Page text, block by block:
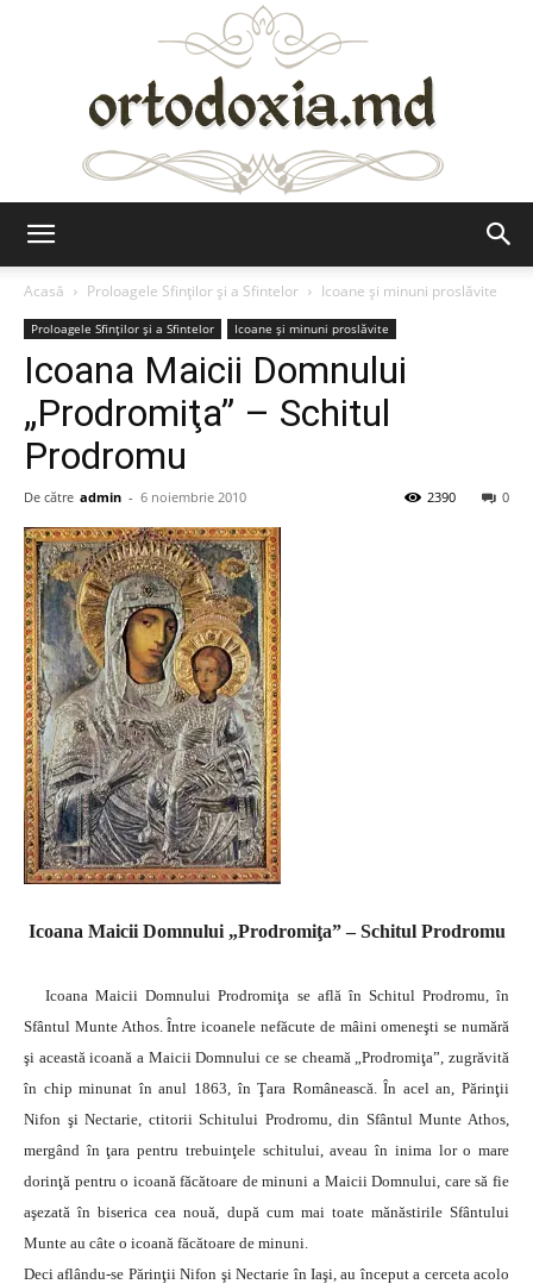
Acasă
Proloagele Sfinților și a Sfintelor Icoane și minuni proslăvite
Proloagele Sfinților și a Sfintelor Icoane și minuni proslăvite
Icoana Maicii Domnului
„Prodromiţa” – Schitul
Prodromu
De către admin - 6 noiembrie 2010 0
2390
Icoana Maicii Domnului „Prodromiţa” – Schitul Prodromu
Icoana Maicii Domnului Prodromiţa se află în Schitul Prodromu, în
Sfântul Munte Athos. Între icoanele nefăcute de mâini omeneşti se numără
şi această icoană a Maicii Domnului ce se cheamă „Prodromiţa”, zugrăvită
în chip minunat în anul 1863, în Ţara Românească. În acel an, Părinţii
Nifon şi Nectarie, ctitorii Schitului Prodromu, din Sfântul Munte Athos,
mergând în ţara pentru trebuinţele schitului, aveau în inima lor o mare
dorinţă pentru o icoană făcătoare de minuni a Maicii Domnului, care să fie
aşezată în biserica cea nouă, după cum mai toate mănăstirile Sfântului
Munte au câte o icoană făcătoare de minuni.
Deci aflându-se Părinţii Nifon şi Nectarie în Iaşi, au început a cerceta acolo